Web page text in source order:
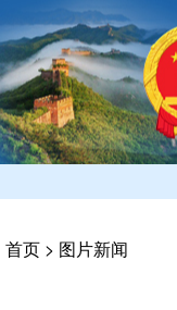
首页 > 图片新闻